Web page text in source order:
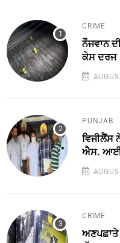
CRIME
ਨੌਜਵਾਨ
ਕੇਸ ਦਰਜ
PUNJAB
ਵਿਜੀਲੈਂਸ
ਐਸ. ਆਈ.
CRIME